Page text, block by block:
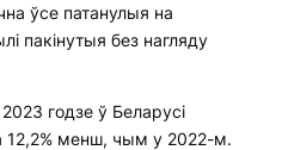
ўсе патанулыя на
пакінутыя без нагляду
годзе ў Беларусі
12,2% менш, чым у 2022-м.